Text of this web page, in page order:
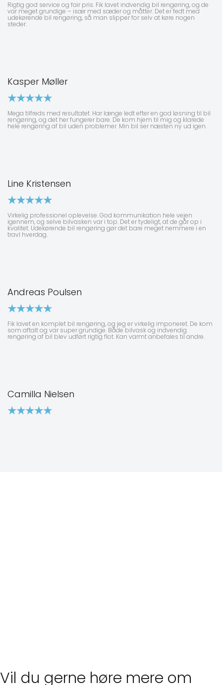
Rigtig god service og fair pris. Fik lavet indvendig bil rengøring, og de
var meget grundige – især med sæder og måtter. Det er fedt med
udekørende bil rengøring, så man slipper for selv at køre nogen
steder.
Kasper Møller
Mega tilfreds med resultatet. Har længe ledt efter en god løsning til bil
rengøring, og det her fungerer bare. De kom hjem til mig og klarede
hele rengøring af bil uden problemer. Min bil ser næsten ny ud igen.
Line Kristensen
Virkelig professionel oplevelse. God kommunikation hele vejen
igennem, og selve bilvasken var i top. Det er tydeligt, at de går op i
kvalitet. Udekørende bil rengøring gør det bare meget nemmere i en
travl hverdag.
Andreas Poulsen
Fik lavet en komplet bil rengøring, og jeg er virkelig imponeret. De kom
som aftalt og var super grundige. Både bilvask og indvendig
rengøring af bil blev udført rigtig flot. Kan varmt anbefales til andre.
Camilla Nielsen
Vil du gerne høre mere om